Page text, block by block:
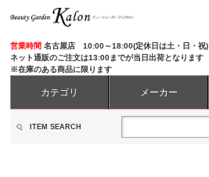
営業時間名古屋店 10:00～18:00(定休日は土・日・祝)
ネット通販のご注文は13:00までが当日出荷となります
※在庫のある商品に限ります
カテゴリ メーカー
ITEM SEARCH